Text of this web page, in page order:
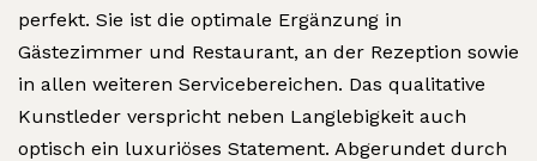
perfekt. Sie ist die optimale Ergänzung in
Gästezimmer und Restaurant, an der Rezeption sowie
in allen weiteren Servicebereichen. Das qualitative
Kunstleder verspricht neben Langlebigkeit auch
optisch ein luxuriöses Statement. Abgerundet durch